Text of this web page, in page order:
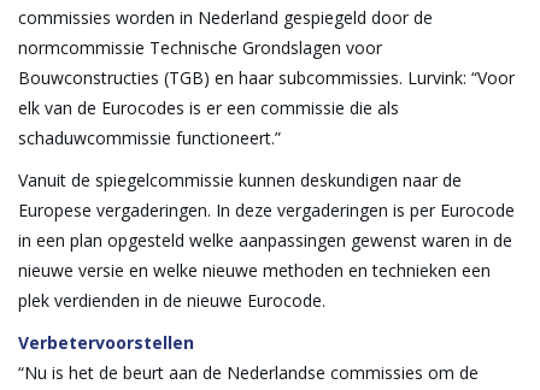
commissies worden in Nederland gespiegeld door de
normcommissie Technische Grondslagen voor
Bouwconstructies (TGB) en haar subcommissies. Lurvink: “Voor
elk van de Eurocodes is er een commissie die als
schaduwcommissie functioneert.”
Vanuit de spiegelcommissie kunnen deskundigen naar de
Europese vergaderingen. In deze vergaderingen is per Eurocode
in een plan opgesteld welke aanpassingen gewenst waren in de
nieuwe versie en welke nieuwe methoden en technieken een
plek verdienden in de nieuwe Eurocode.
Verbetervoorstellen
“Nu is het de beurt aan de Nederlandse commissies om de